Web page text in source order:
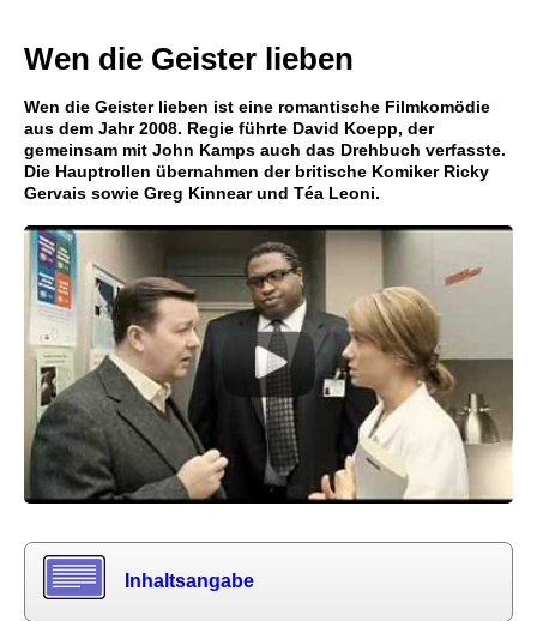
Wen die Geister lieben
Wen die Geister lieben ist eine romantische Filmkomödie
aus dem Jahr 2008. Regie führte David Koepp, der
gemeinsam mit John Kamps auch das Drehbuch verfasste.
Die Hauptrollen übernahmen der britische Komiker Ricky
Gervais sowie Greg Kinnear und Téa Leoni.
Inhaltsangabe